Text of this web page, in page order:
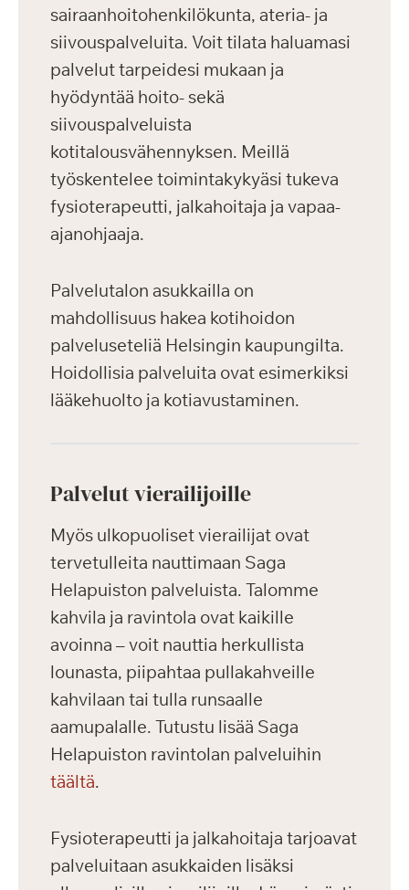
sairaanhoitohenkilökunta, ateria- ja
siivouspalveluita. Voit tilata haluamasi
palvelut tarpeidesi mukaan ja
hyödyntää hoito- sekä
siivouspalveluista
kotitalousvähennyksen. Meillä
työskentelee toimintakykyäsi tukeva
fysioterapeutti, jalkahoitaja ja vapaa-
ajanohjaaja.
Palvelutalon asukkailla on
mahdollisuus hakea kotihoidon
palveluseteliä Helsingin kaupungilta.
Hoidollisia palveluita ovat esimerkiksi
lääkehuolto ja kotiavustaminen.
Palvelut vierailijoille
Myös ulkopuoliset vierailijat ovat
tervetulleita nauttimaan Saga
Helapuiston palveluista. Talomme
kahvila ja ravintola ovat kaikille
avoinna – voit nauttia herkullista
lounasta, piipahtaa pullakahveille
kahvilaan tai tulla runsaalle
aamupalalle. Tutustu lisää Saga
Helapuiston ravintolan palveluihin
täältä.
Fysioterapeutti ja jalkahoitaja tarjoavat
palveluitaan asukkaiden lisäksi